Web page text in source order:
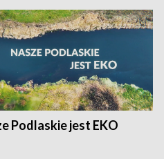
Podlaskie jest EKO